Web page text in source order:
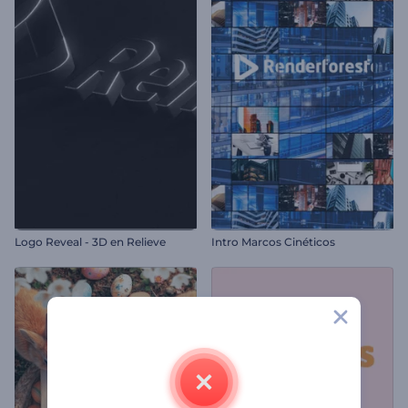
Logo Reveal - 3D en Relieve Intro Marcos Cinéticos